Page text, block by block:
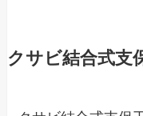
クサビ結合式支